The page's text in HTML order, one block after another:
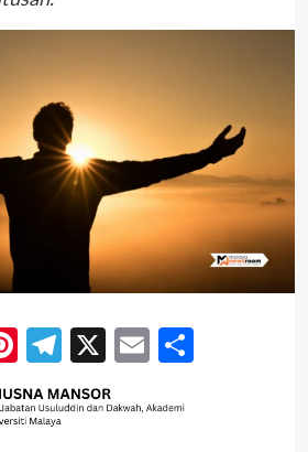
Pinterest
Telegram
X EmailShare